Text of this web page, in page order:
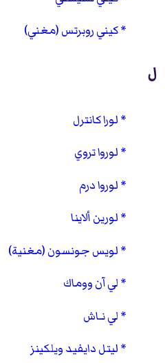
كيني روبرتس (مغني)
ل
لورا كانترل
لوروا تروي
لوروا درم
لورين ألاينا
لويس جونسون (مغنية)
لي آن ووماك
لي نـاش
ليتل دايفيد ويلكينز